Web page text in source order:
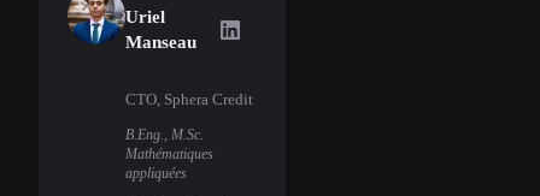
Uriel
Manseau
Uriel Manseau
CTO, Sphera Credit
B.Eng., M.Sc.
Mathématiques
appliquées